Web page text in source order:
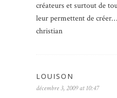
créateurs et surtout de
leur permettent de
christian
LOUISON
décembre 3, 2009 at 10:47